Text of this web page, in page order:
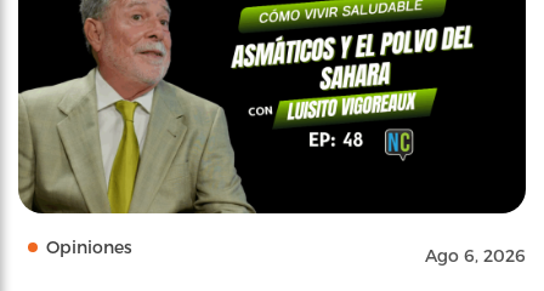
Opiniones Ago 6, 2026